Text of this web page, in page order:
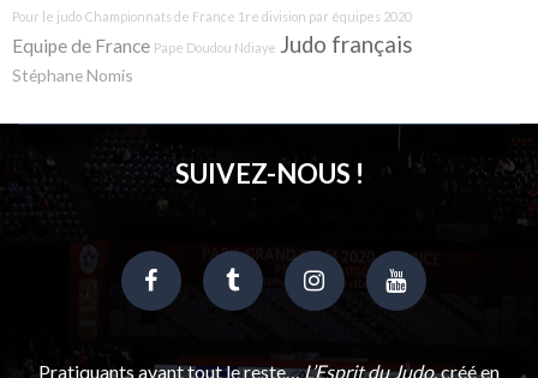
Pour le judo Championnats de France 1re division par équipes 2020
Equipe de France Pape Doudou Ndiaye Judo français
Stéphane Nomis
SUIVEZ-NOUS !
Pratiquants avant tout le reste…L’Esprit du Judo, créé en